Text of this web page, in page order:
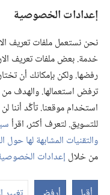
إعدادات الخصوصية
نحن نستعمل ملفات تعريف
خدمة. بعض ملفات تعريف
رفضها. ولكن بإمكانك أن
ترفض استعمالها. والهدف
استخدام موقعنا. تأكَّد أننا
للتسويق. لتعرف أكثر، اقرأ
والتقنيات المشابهة لها حول
من خلال إعدادات
(يفتح
نافذة
(يفتح
نافذة
جديدة) تطبيق ®
JW Library
مكتبة برج المراقبة
Society of Pennsylvania
شروط الاستخدام |